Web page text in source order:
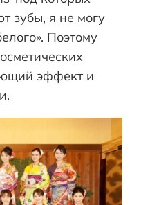
зубы, я не могу
Поэтому
эффект и